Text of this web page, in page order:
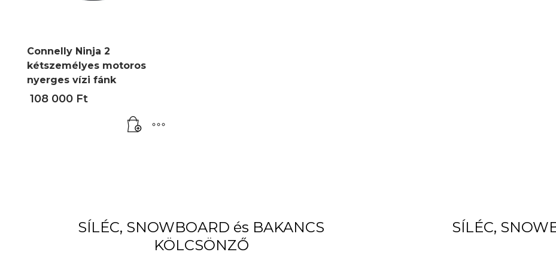
Connelly Ninja 2
kétszemélyes motoros
nyerges vízi fánk
108 000 Ft
SÍLÉC, SNOWBOARD és BAKANCS
KÖLCSÖNZŐ
SÍLÉC,